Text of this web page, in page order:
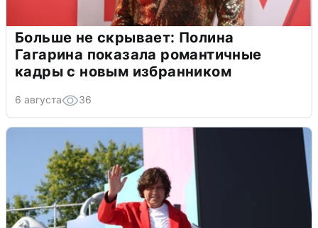
Больше не скрывает: Полина
Гагарина показала романтичные
кадры с новым избранником
6 августа 36